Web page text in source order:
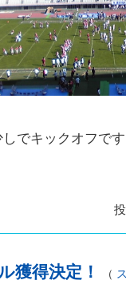
でキックオフです
獲得決定！ （